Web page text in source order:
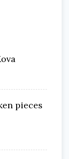
pieces